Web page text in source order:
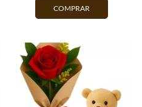
COMPRAR